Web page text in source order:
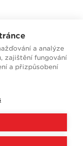
a analýze
zajištění fungování
a přizpůsobení